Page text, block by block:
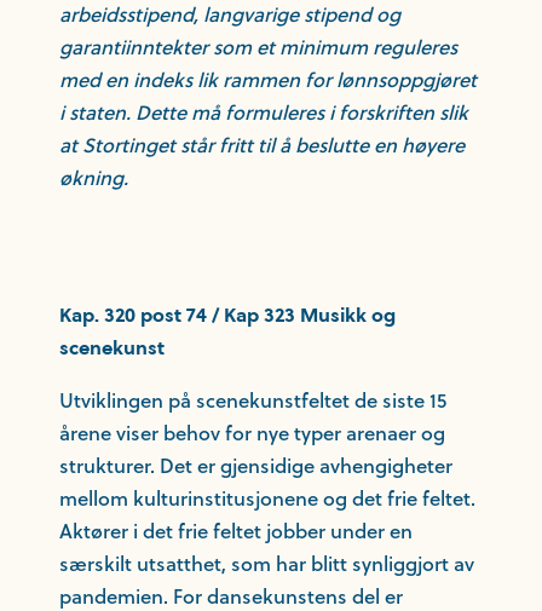
arbeidsstipend, langvarige stipend og
garantiinntekter som et minimum reguleres
med en indeks lik rammen for lønnsoppgjøret
i staten. Dette må formuleres i forskriften slik
at Stortinget står fritt til å beslutte en høyere
økning.
Kap. 320 post 74 / Kap 323 Musikk og
scenekunst
Utviklingen på scenekunstfeltet de siste 15
årene viser behov for nye typer arenaer og
strukturer. Det er gjensidige avhengigheter
mellom kulturinstitusjonene og det frie feltet.
Aktører i det frie feltet jobber under en
særskilt utsatthet, som har blitt synliggjort av
pandemien. For dansekunstens del er